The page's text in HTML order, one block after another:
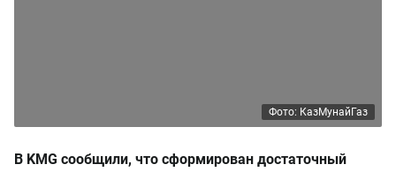
Фото: КазМунайГаз
В KMG сообщили, что сформирован достаточный